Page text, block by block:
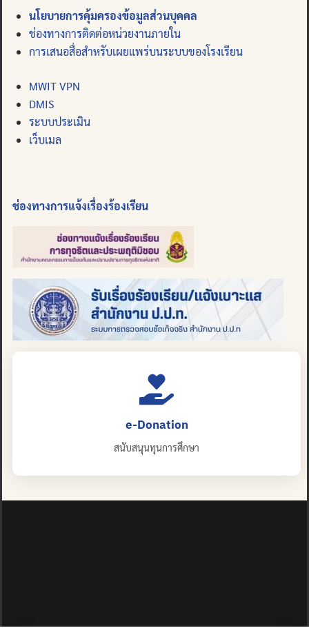
นโยบายการคุ้มครองข้อมูลส่วนบุคคล
ช่องทางการติดต่อหน่วยงานภายใน
การเสนอสื่อสำหรับเผยแพร่บนระบบของโรงเรียน
MWIT VPN
DMIS
ระบบประเมิน
เว็บเมล
ช่องทางการแจ้งเรื่องร้องเรียน
e-Donation
สนับสนุนทุนการศึกษา